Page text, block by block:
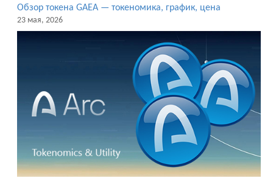
Обзор токена GAEA — токеномика, график, цена
23 мая, 2026